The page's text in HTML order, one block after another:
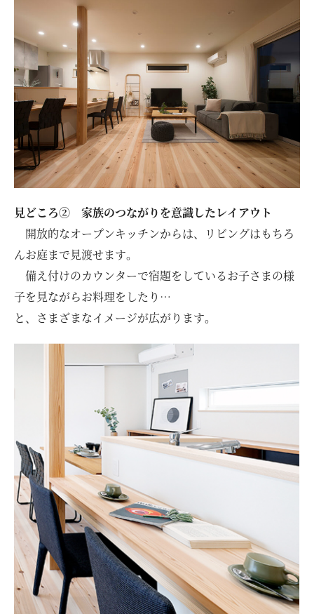
見どころ② 家族のつながりを意識したレイアウト
開放的なオープンキッチンからは、リビングはもちろ
んお庭まで見渡せます。
備え付けのカウンターで宿題をしているお子さまの様
子を見ながらお料理をしたり…
と、さまざまなイメージが広がります。